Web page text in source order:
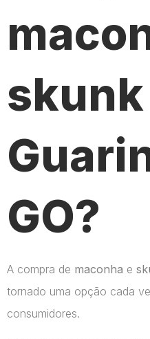
skunk
GO?
A compra de maconha e
tornado uma opção cada
consumidores.